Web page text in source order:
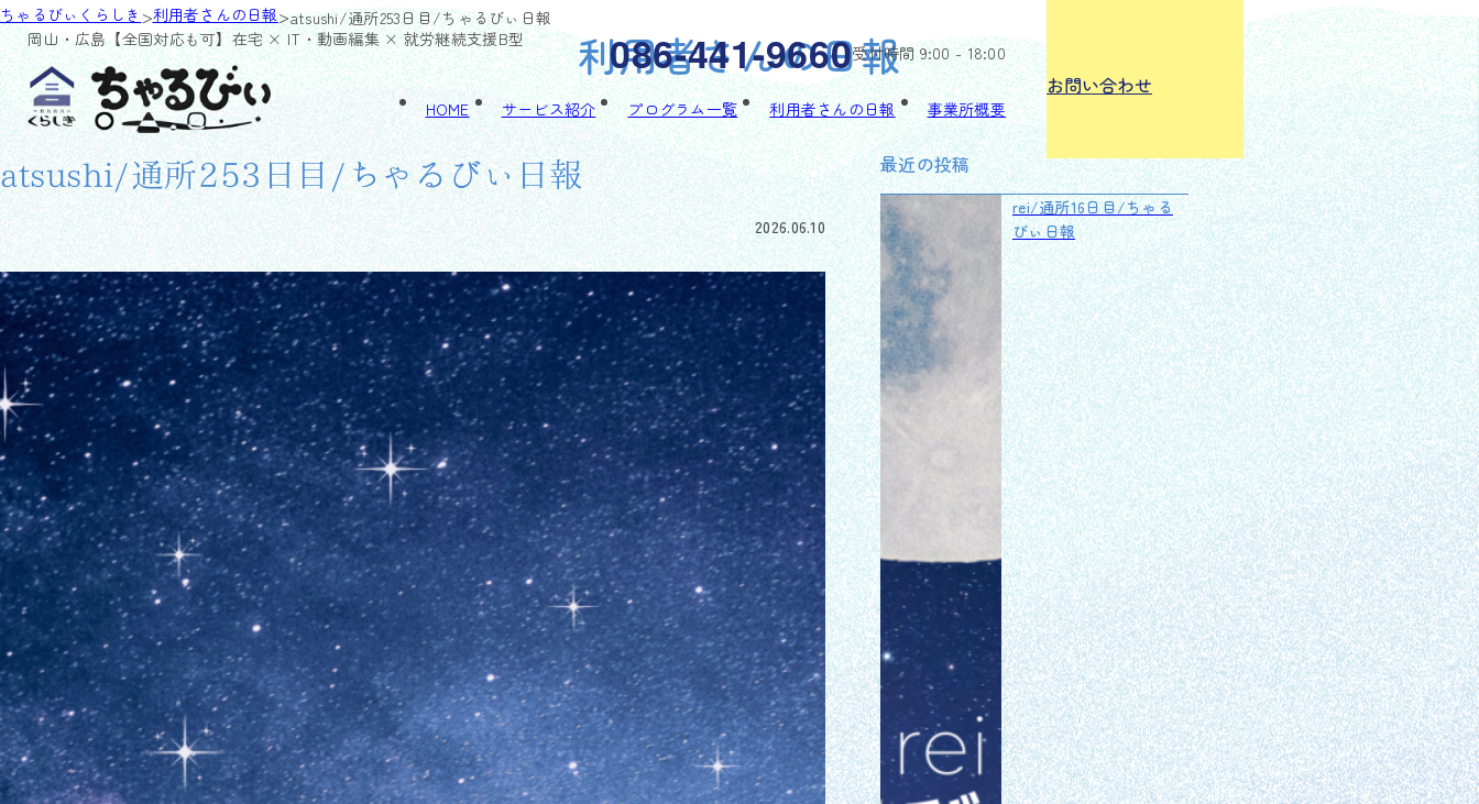
岡山・広島【全国対応も可】在宅 × IT・動画編集 × 就労継続支援B型 086-441-9660受付時間 9:00 - 18:00
HOME サービス紹介 プログラム一覧 利用者さんの日報 事業所概要
お問い合わせ
ちゃるびぃくらしき>利用者さんの日報>atsushi/通所253日目/ちゃるびぃ日報
利用者さんの日報
atsushi/通所253日目/ちゃるびぃ日報
2026.06.10
最近の投稿
rei/通所16日目/ちゃる
びぃ日報